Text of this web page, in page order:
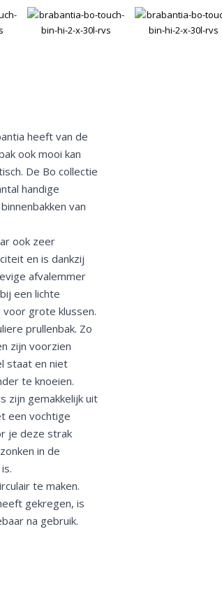
heeft van de
ook mooi kan
De Bo collectie
handige
van
ook zeer
en is dankzij
afvalemmer
een lichte
voor grote klussen.
prullenbak. Zo
zijn voorzien
staat en niet
te knoeien.
zijn gemakkelijk uit
een vochtige
je deze strak
in de
te maken.
gekregen, is
na gebruik.